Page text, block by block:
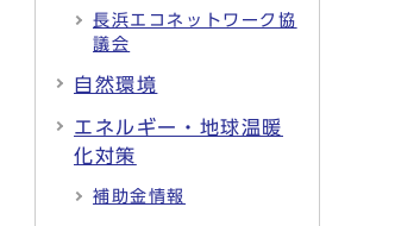
長浜エコネットワーク協
議会
自然環境
エネルギー・地球温暖
化対策
補助金情報